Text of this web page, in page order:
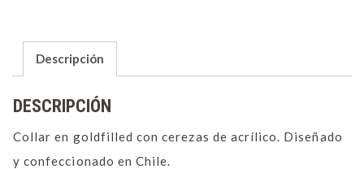
Descripción
DESCRIPCIÓN
Collar en goldfilled con cerezas de acrílico. Diseñado
y confeccionado en Chile.